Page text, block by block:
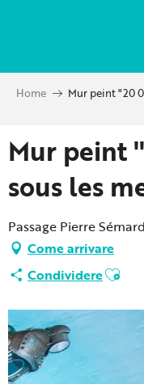
principal
Home Mur peint "20
Mur peint
sous les
Passage Pierre
Come arrivare
Condividere